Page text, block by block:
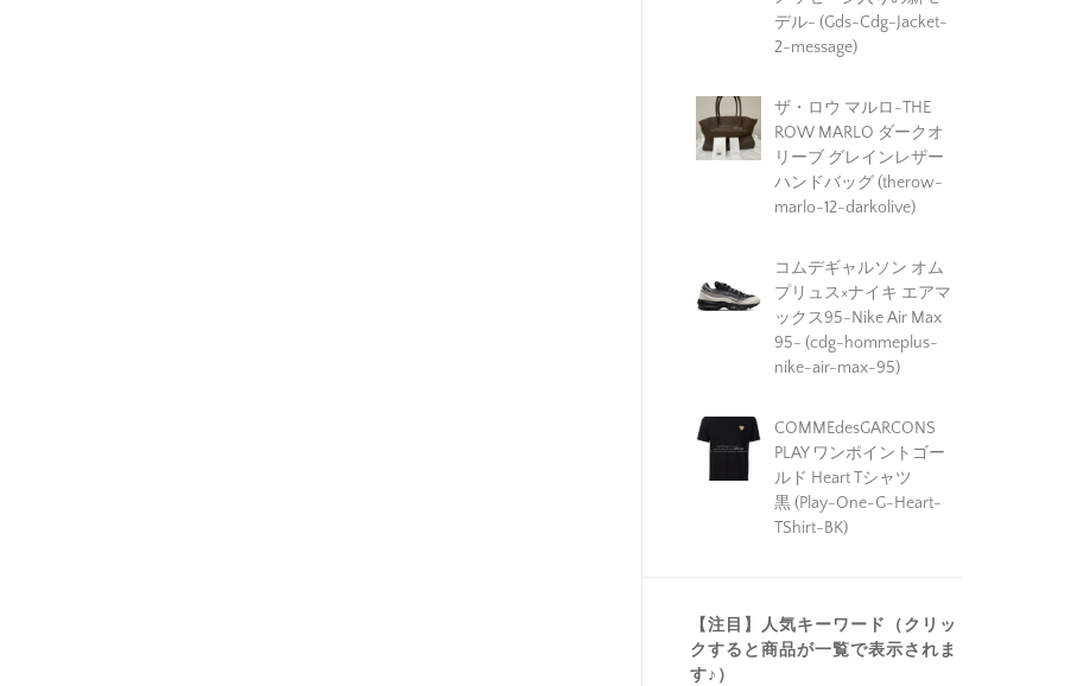
デル- (Gds-Cdg-Jacket-
2-message)
ザ・ロウ マルロ-THE
ROW MARLO ダークオ
リーブ グレインレザー
ハンドバッグ (therow-
marlo-12-darkolive)
コムデギャルソン オム
プリュス×ナイキ エアマ
ックス95-Nike Air Max
95- (cdg-hommeplus-
nike-air-max-95)
COMMEdesGARCONS
PLAY ワンポイントゴー
ルド Heart Tシャツ
黒 (Play-One-G-Heart-
TShirt-BK)
【注目】人気キーワード（クリッ
クすると商品が一覧で表示されま
す♪）